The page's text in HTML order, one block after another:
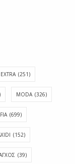
EXTRA (251)
MODA (326)
(699)
(152)
(39)